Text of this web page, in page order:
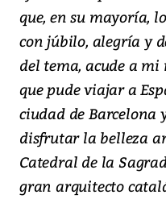
que, en su mayoría,
con júbilo, alegría y
del tema, acude a
que pude viajar a
ciudad de Barcelona
disfrutar la belleza
Catedral de la
gran arquitecto